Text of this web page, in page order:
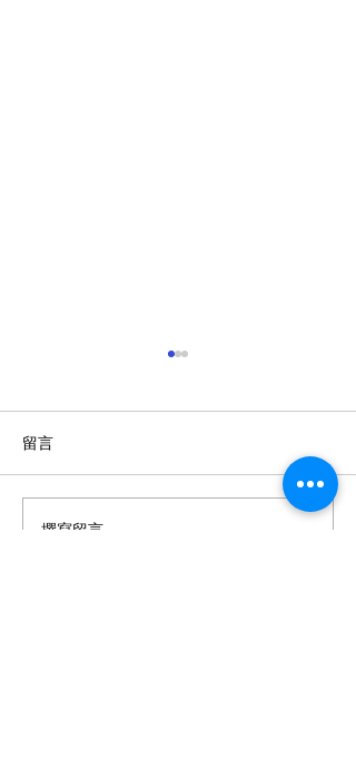
餐單設計比賽 - 疫境食出
留言
撰寫留言......